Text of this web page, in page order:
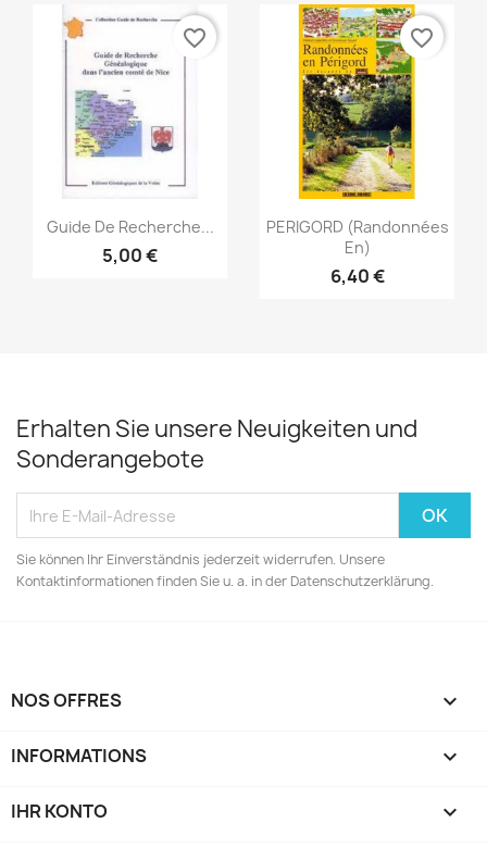
Vorschau
Guide De Recherche...
5,00 €
favorite_border
Vorschau
PERIGORD (Randonnées
En)
6,40 €
favorite_border
Erhalten Sie unsere Neuigkeiten und
Sonderangebote
Sie können Ihr Einverständnis jederzeit widerrufen. Unsere
Kontaktinformationen finden Sie u. a. in der Datenschutzerklärung.
NOS OFFRES 
INFORMATIONS 
IHR KONTO 